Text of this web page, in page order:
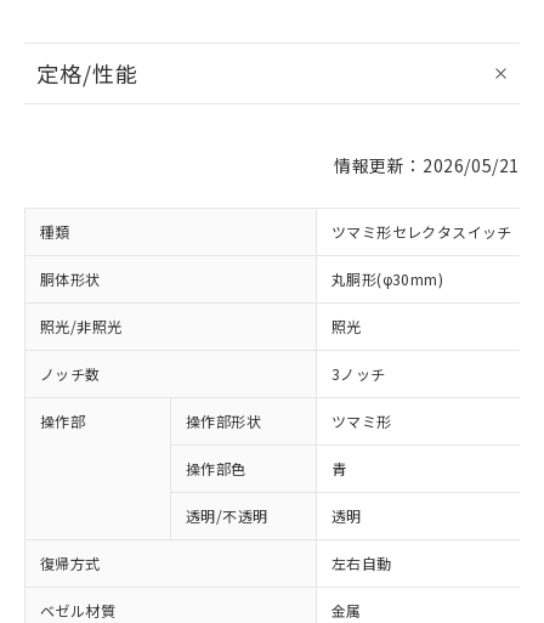
定格/性能
情報更新：2026/05/21
種類 ツマミ形セレクタスイッチ
胴体形状 丸胴形(φ30mm)
照光/非照光 照光
ノッチ数 3ノッチ
操作部 操作部形状 ツマミ形
操作部色 青
透明/不透明 透明
復帰方式 左右自動
ベゼル材質 金属